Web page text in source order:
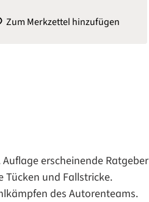
Zum Merkzettel hinzufügen
erscheinende Ratgeber
und Fallstricke.
des Autorenteams.